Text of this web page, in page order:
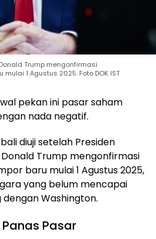
Trump mengonfirmasi
1 Agustus 2025. Foto DOK IST
pekan ini pasar saham
nada negatif.
diuji setelah Presiden
Trump mengonfirmasi
baru mulai 1 Agustus 2025,
yang belum mencapai
Washington.
Pasar